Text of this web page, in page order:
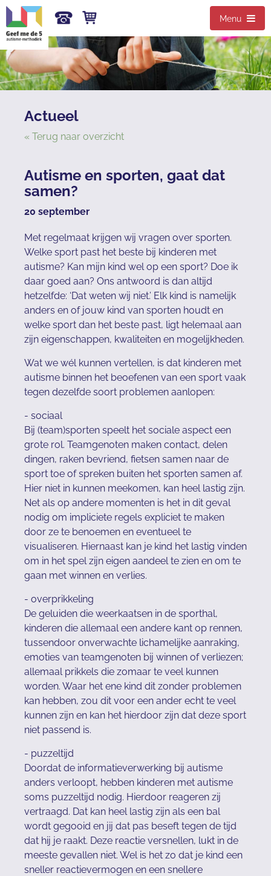
Menu
Actueel
« Terug naar overzicht
Autisme en sporten, gaat dat
samen?
20 september
Met regelmaat krijgen wij vragen over sporten.
Welke sport past het beste bij kinderen met
autisme? Kan mijn kind wel op een sport? Doe ik
daar goed aan? Ons antwoord is dan altijd
hetzelfde: ‘Dat weten wij niet.’ Elk kind is namelijk
anders en of jouw kind van sporten houdt en
welke sport dan het beste past, ligt helemaal aan
zijn eigenschappen, kwaliteiten en mogelijkheden.
Wat we wél kunnen vertellen, is dat kinderen met
autisme binnen het beoefenen van een sport vaak
tegen dezelfde soort problemen aanlopen:
- sociaal
Bij (team)sporten speelt het sociale aspect een
grote rol. Teamgenoten maken contact, delen
dingen, raken bevriend, fietsen samen naar de
sport toe of spreken buiten het sporten samen af.
Hier niet in kunnen meekomen, kan heel lastig zijn.
Net als op andere momenten is het in dit geval
nodig om impliciete regels expliciet te maken
door ze te benoemen en eventueel te
visualiseren. Hiernaast kan je kind het lastig vinden
om in het spel zijn eigen aandeel te zien en om te
gaan met winnen en verlies.
- overprikkeling
De geluiden die weerkaatsen in de sporthal,
kinderen die allemaal een andere kant op rennen,
tussendoor onverwachte lichamelijke aanraking,
emoties van teamgenoten bij winnen of verliezen;
allemaal prikkels die zomaar te veel kunnen
worden. Waar het ene kind dit zonder problemen
kan hebben, zou dit voor een ander echt te veel
kunnen zijn en kan het hierdoor zijn dat deze sport
niet passend is.
- puzzeltijd
Doordat de informatieverwerking bij autisme
anders verloopt, hebben kinderen met autisme
soms puzzeltijd nodig. Hierdoor reageren zij
vertraagd. Dat kan heel lastig zijn als een bal
wordt gegooid en jij dat pas beseft tegen de tijd
dat hij je raakt. Deze reactie versnellen, lukt in de
meeste gevallen niet. Wel is het zo dat je kind een
sneller reactievermogen en een snellere